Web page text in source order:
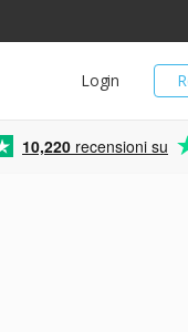
Login
10,220 recensioni su